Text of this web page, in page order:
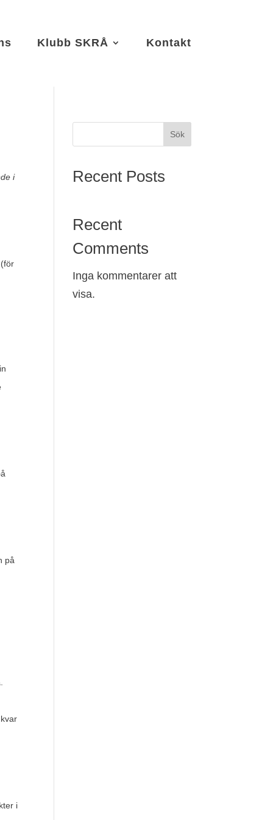
Klubb SKRÅ Kontakt
i
på
i
Sök
Recent Posts
Recent
Comments
Inga kommentarer att
visa.